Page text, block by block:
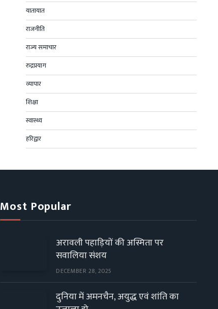
यातायात
राजनीति
राज्य समाचार
रुद्रप्रयाग
व्यापार
शिक्षा
स्वास्थ्य
हरिद्वार
Most Popular
अरावली पहाड़ियों की अस्मिता पर
सवालिया संशय
DECEMBER 28, 2025
दुनिया में अमनचैन, अयुद्ध एवं शांति का